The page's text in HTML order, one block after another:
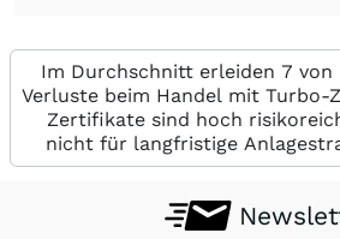
Im Durchschnitt erleiden 7 von
Verluste beim Handel mit
Zertifikate sind hoch
nicht für langfristige